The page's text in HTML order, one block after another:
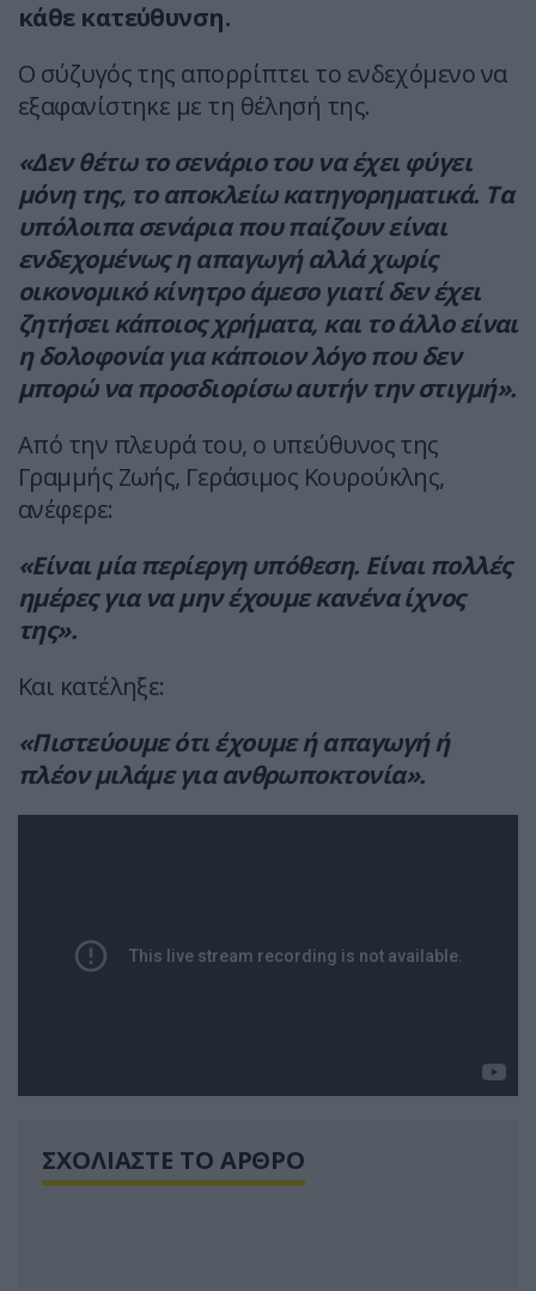
κάθε κατεύθυνση.
Ο σύζυγός της απορρίπτει το ενδεχόμενο να
εξαφανίστηκε με τη θέλησή της.
«Δεν θέτω το σενάριο του να έχει φύγει
μόνη της, το αποκλείω κατηγορηματικά. Τα
υπόλοιπα σενάρια που παίζουν είναι
ενδεχομένως η απαγωγή αλλά χωρίς
οικονομικό κίνητρο άμεσο γιατί δεν έχει
ζητήσει κάποιος χρήματα, και το άλλο είναι
η δολοφονία για κάποιον λόγο που δεν
μπορώ να προσδιορίσω αυτήν την στιγμή».
Από την πλευρά του, ο υπεύθυνος της
Γραμμής Ζωής, Γεράσιμος Κουρούκλης,
ανέφερε:
«Είναι μία περίεργη υπόθεση. Είναι πολλές
ημέρες για να μην έχουμε κανένα ίχνος
της».
Και κατέληξε:
«Πιστεύουμε ότι έχουμε ή απαγωγή ή
πλέον μιλάμε για ανθρωποκτονία».
ΣΧΟΛΙΑΣΤΕ ΤΟ ΑΡΘΡΟ